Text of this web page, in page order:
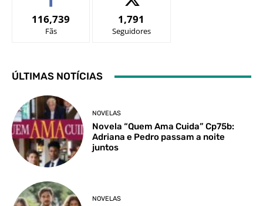
116,739
Fãs
1,791
Seguidores
ÚLTIMAS NOTÍCIAS
NOVELAS
Novela “Quem Ama Cuida” Cp75b:
Adriana e Pedro passam a noite
juntos
NOVELAS